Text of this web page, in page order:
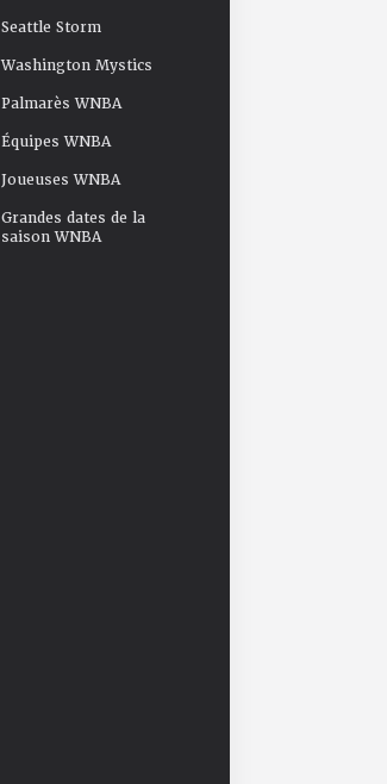
Seattle Storm
Washington Mystics
Palmarès WNBA
Équipes WNBA
Joueuses WNBA
Grandes dates de la
saison WNBA